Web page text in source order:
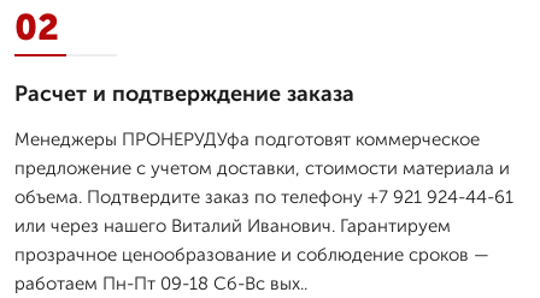
02
Расчет и подтверждение заказа
Менеджеры ПРОНЕРУДУфа подготовят коммерческое
предложение с учетом доставки, стоимости материала и
объема. Подтвердите заказ по телефону +7 921 924-44-61
или через нашего Виталий Иванович. Гарантируем
прозрачное ценообразование и соблюдение сроков —
работаем Пн-Пт 09-18 Сб-Вс вых..